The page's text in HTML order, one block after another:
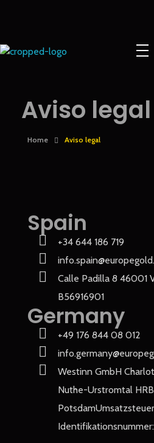
Home Aviso legal
Aviso legal
Spain
+34 644 186 719
Calle Padilla 8 46001
B56916901
Germany
+49 176 844 08 012
Westinn GmbH
Nuthe-Urstromtal